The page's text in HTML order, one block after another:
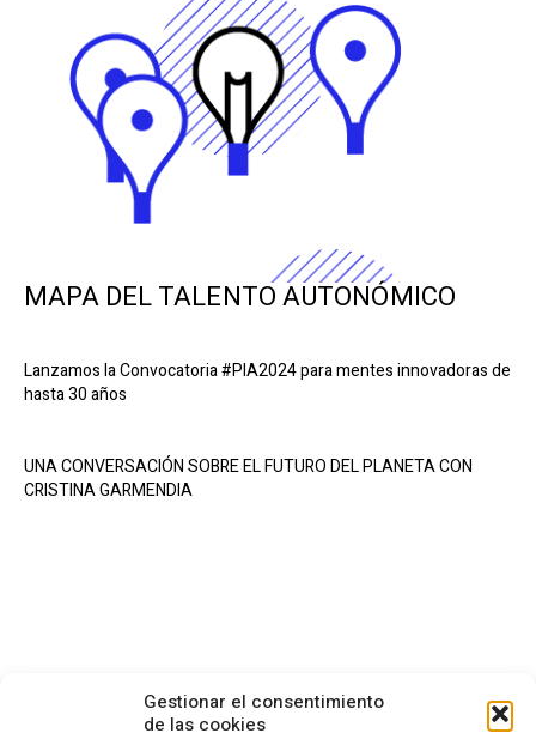
Gestionar el consentimiento
de las cookies
MAPA DEL TALENTO AUTONÓMICO
Lanzamos la Convocatoria #PIA2024 para mentes innovadoras de
hasta 30 años
UNA CONVERSACIÓN SOBRE EL FUTURO DEL PLANETA CON
CRISTINA GARMENDIA